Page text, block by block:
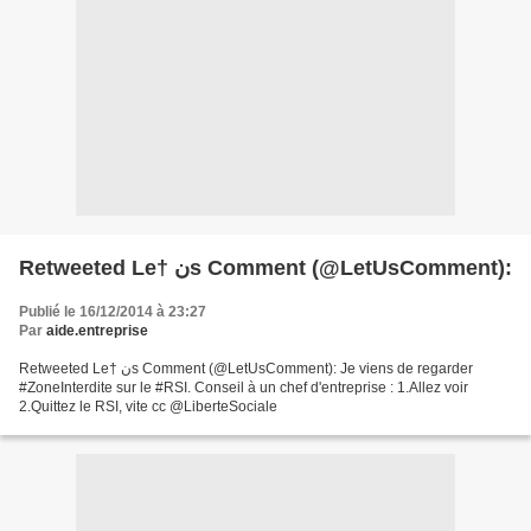
Retweeted Le† نs Comment (@LetUsComment):
Publié le 16/12/2014 à 23:27
Par aide.entreprise
Retweeted Le† نs Comment (@LetUsComment): Je viens de regarder
#ZoneInterdite sur le #RSI. Conseil à un chef d'entreprise : 1.Allez voir
2.Quittez le RSI, vite cc @LiberteSociale